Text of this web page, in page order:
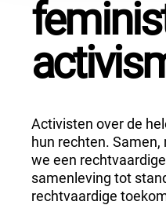
Activisten over de
hun rechten.
we een
samenleving tot
rechtvaardige